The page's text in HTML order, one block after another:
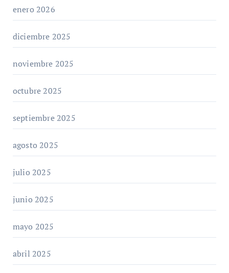
enero 2026
diciembre 2025
noviembre 2025
octubre 2025
septiembre 2025
agosto 2025
julio 2025
junio 2025
mayo 2025
abril 2025